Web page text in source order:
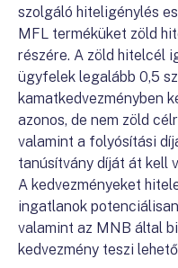
szolgáló hiteligénylés
MFL terméküket zöld
részére. A zöld hitelcél
ügyfelek legalább 0,5
kamatkedvezményben
azonos, de nem zöld
valamint a folyósítási
tanúsítvány díját át kell
A kedvezményeket
ingatlanok
valamint az MNB által
kedvezmény teszi